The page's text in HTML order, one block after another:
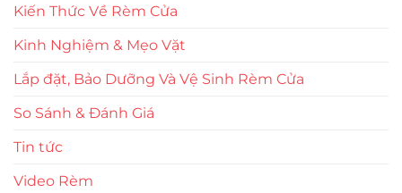
Kiến Thức Về Rèm Cửa
Kinh Nghiệm & Mẹo Vặt
Lắp đặt, Bảo Dưỡng Và Vệ Sinh Rèm Cửa
So Sánh & Đánh Giá
Tin tức
Video Rèm